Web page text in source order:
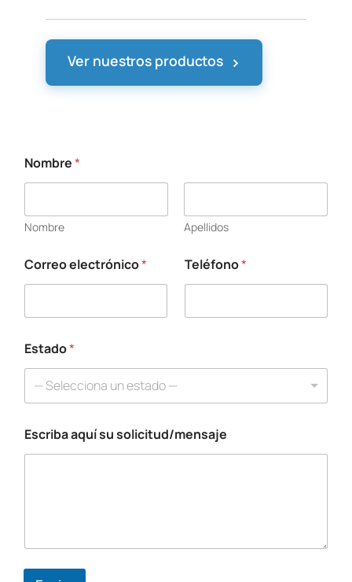
Ver nuestros productos ›
Nombre*
Nombre Apellidos
s
u
e
é
o
Correo electrónico* Teléfono*
Estado*
— Selecciona un estado —
Escriba aquí su solicitud/mensaje